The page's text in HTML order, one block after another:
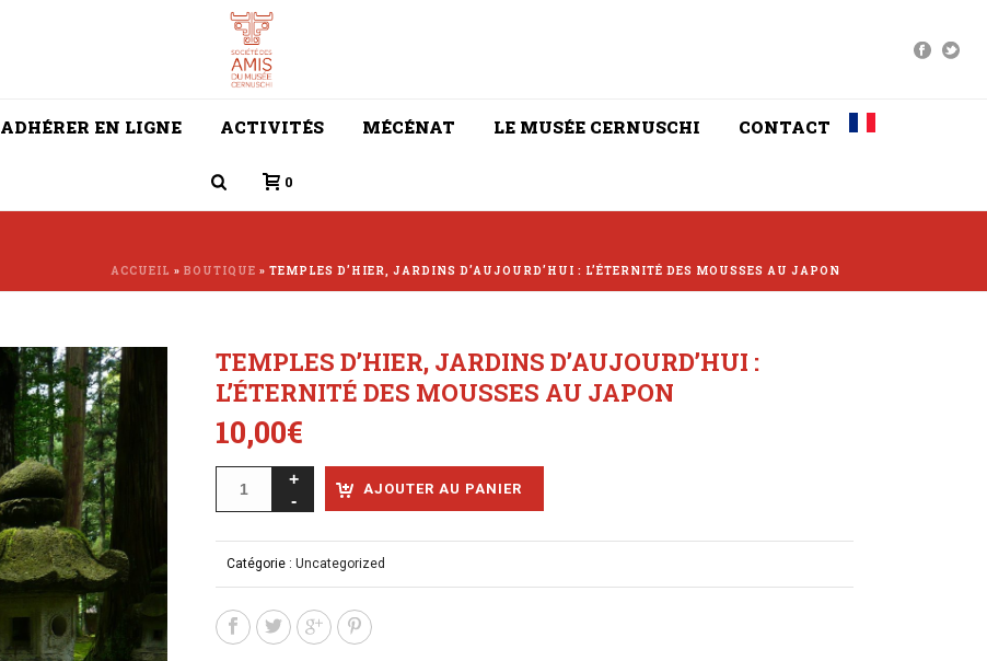
ADHÉRER EN LIGNE ACTIVITÉS MÉCÉNAT LE MUSÉE CERNUSCHI CONTACT
0
ACCUEIL » BOUTIQUE » TEMPLES D’HIER, JARDINS D’AUJOURD’HUI : L’ÉTERNITÉ DES MOUSSES AU JAPON
TEMPLES D’HIER, JARDINS D’AUJOURD’HUI :
L’ÉTERNITÉ DES MOUSSES AU JAPON
10,00€
AJOUTER AU PANIER
Catégorie : Uncategorized